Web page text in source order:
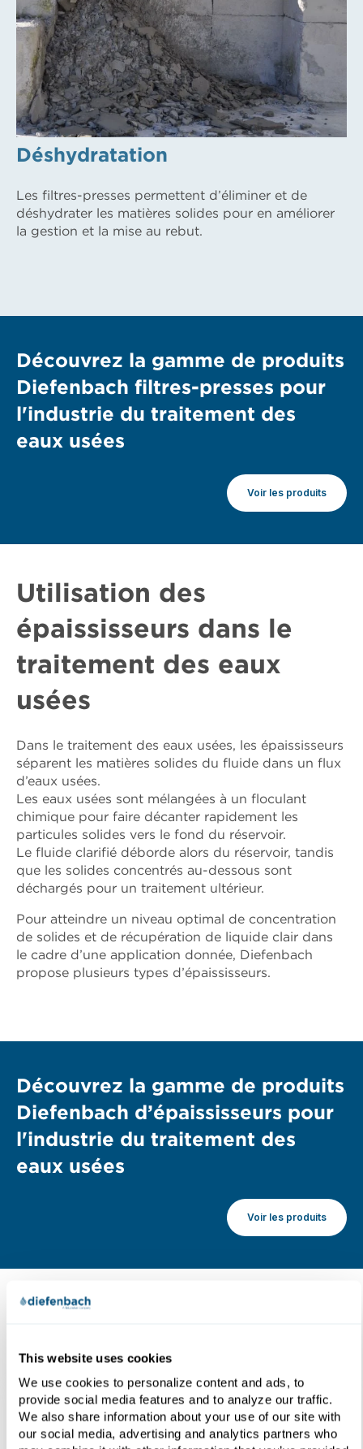
This website uses cookies
We use cookies to personalize content and ads, to
provide social media features and to analyze our traffic.
We also share information about your use of our site with
our social media, advertising and analytics partners who
Déshydratation
Les filtres-presses permettent d’éliminer et de
déshydrater les matières solides pour en améliorer
la gestion et la mise au rebut.
Découvrez la gamme de produits
Diefenbach filtres-presses pour
l'industrie du traitement des
eaux usées
Voir les produits
Utilisation des
épaississeurs dans le
traitement des eaux
usées
Dans le traitement des eaux usées, les épaississeurs
séparent les matières solides du fluide dans un flux
d’eaux usées.
Les eaux usées sont mélangées à un floculant
chimique pour faire décanter rapidement les
particules solides vers le fond du réservoir.
Le fluide clarifié déborde alors du réservoir, tandis
que les solides concentrés au-dessous sont
déchargés pour un traitement ultérieur.
Pour atteindre un niveau optimal de concentration
de solides et de récupération de liquide clair dans
le cadre d’une application donnée, Diefenbach
propose plusieurs types d’épaississeurs.
Découvrez la gamme de produits
Diefenbach d’épaississeurs pour
l'industrie du traitement des
eaux usées
Voir les produits